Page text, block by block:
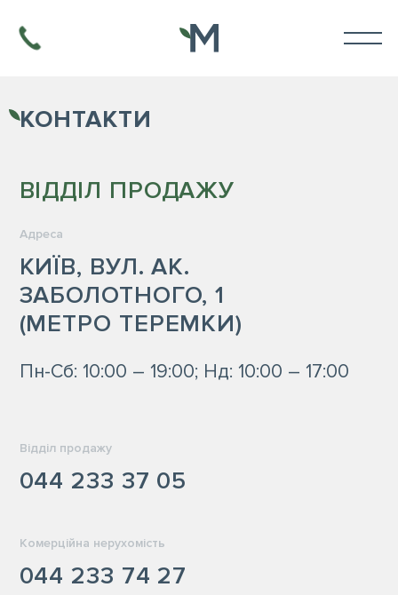
КОНТАКТИ
ВІДДІЛ ПРОДАЖУ
Адреса
КИЇВ, ВУЛ. АК.
ЗАБОЛОТНОГО, 1
(МЕТРО ТЕРЕМКИ)
Пн-Сб: 10:00 – 19:00; Нд: 10:00 – 17:00
Відділ продажу
044 233 37 05
Комерційна нерухомість
044 233 74 27